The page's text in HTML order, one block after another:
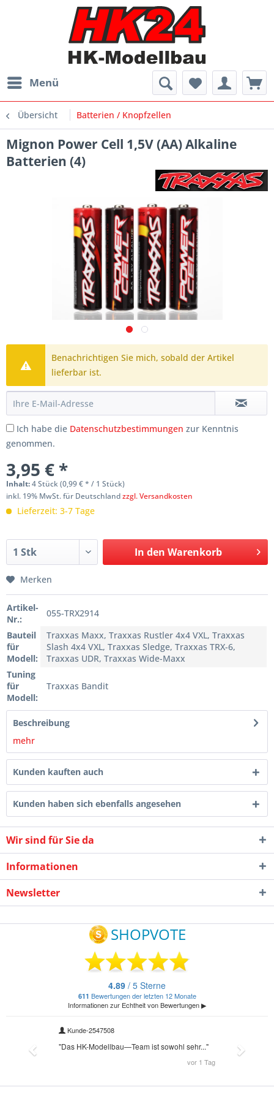
Menü
Übersicht Batterien / Knopfzellen
Mignon Power Cell 1,5V (AA) Alkaline
Batterien (4)
Benachrichtigen Sie mich, sobald der Artikel
lieferbar ist.
Ich habe die Datenschutzbestimmungen zur Kenntnis
genommen.
3,95 € *
Inhalt:4 Stück (0,99 € * / 1 Stück)
inkl. 19% MwSt. für Deutschlandzzgl. Versandkosten
Lieferzeit: 3-7 Tage
In den Warenkorb
Merken
Artikel-
Nr.:
055-TRX2914
Bauteil
für
Modell:
Traxxas Maxx, Traxxas Rustler 4x4 VXL, Traxxas
Slash 4x4 VXL, Traxxas Sledge, Traxxas TRX-6,
Traxxas UDR, Traxxas Wide-Maxx
Tuning
für
Modell:
Traxxas Bandit
Beschreibung
mehr
Kunden kauften auch
Kunden haben sich ebenfalls angesehen
Wir sind für Sie da
Informationen
Newsletter